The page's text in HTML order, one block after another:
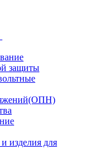
защиты
изделия для